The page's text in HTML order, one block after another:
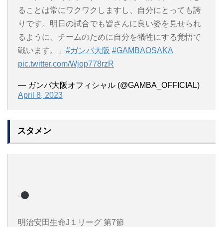
ることは常にワクワクしますし、自分にとっても誇
りです。明日の試合でも皆さんに良い姿を見せられ
るように、チームのために自分を犠牲にする覚悟で
戦います。」 #ガンバ大阪 #GAMBAOSAKA
pic.twitter.com/Wjop778rzR
— ガンバ大阪オフィシャル (@GAMBA_OFFICIAL)
April 8, 2023
スタメン
-
明治安田生命J１リーグ 第7節